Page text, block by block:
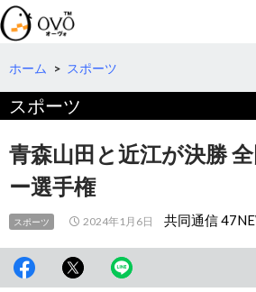
検
索
コ
テ
へ
移
ホーム > スポーツ
スポーツ
青森山田と近江が決勝
ー選手権
スポーツ 2024年1月6日 共同通信